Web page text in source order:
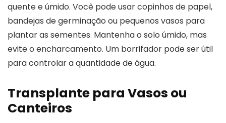
quente e úmido. Você pode usar copinhos de papel,
bandejas de germinação ou pequenos vasos para
plantar as sementes. Mantenha o solo úmido, mas
evite o encharcamento. Um borrifador pode ser útil
para controlar a quantidade de água.
Transplante para Vasos ou
Canteiros